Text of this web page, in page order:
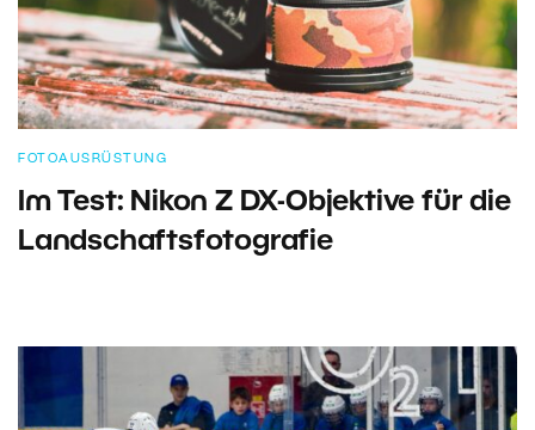
FOTOAUSRÜSTUNG
Im Test: Nikon Z DX-Objektive für die
Landschaftsfotografie